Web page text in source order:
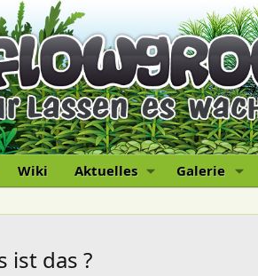
Wiki Aktuelles Galerie
ist das ?